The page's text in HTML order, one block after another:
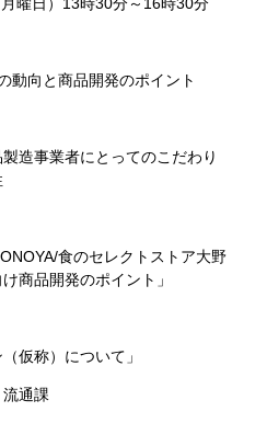
曜日）13時30分～16時30分
動向と商品開発のポイント
造事業者にとってのこだわり
食のセレクトストア大野
商品開発のポイント」
仮称）について」
通課